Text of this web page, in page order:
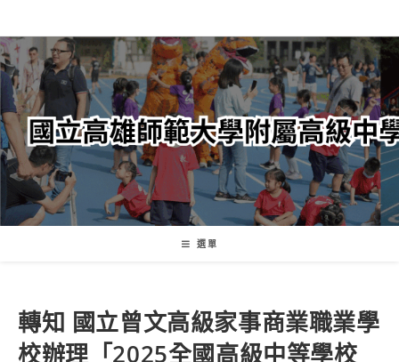
轉
至
主
內
容
選單
轉知 國立曾文高級家事商業職業學
校辦理「2025全國高級中等學校